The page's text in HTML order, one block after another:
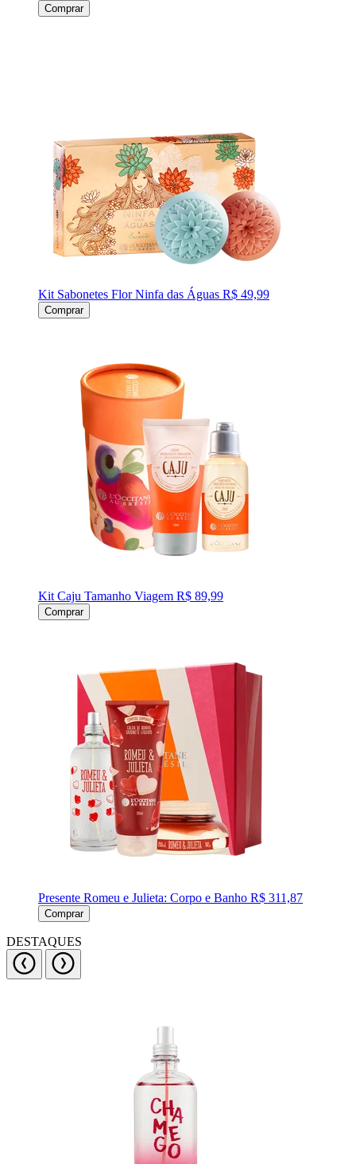
Comprar
Kit Sabonetes Flor Ninfa das Águas R$ 49,99
Comprar
Kit Caju Tamanho Viagem R$ 89,99
Comprar
Presente Romeu e Julieta: Corpo e Banho R$ 311,87
Comprar
DESTAQUES